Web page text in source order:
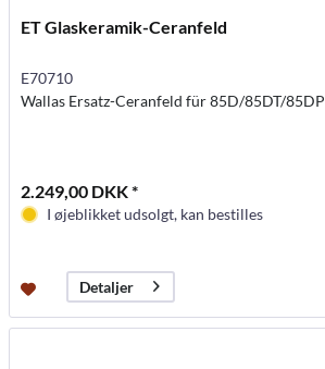
ET Glaskeramik-Ceranfeld
E70710
Wallas Ersatz-Ceranfeld für 85D/85DT/85DP
2.249,00 DKK *
I øjeblikket udsolgt, kan bestilles
Detaljer